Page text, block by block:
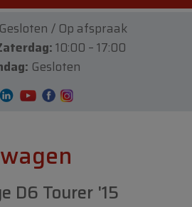
Gesloten / Op afspraak
10:00 – 17:00
Gesloten
D6 Tourer '15